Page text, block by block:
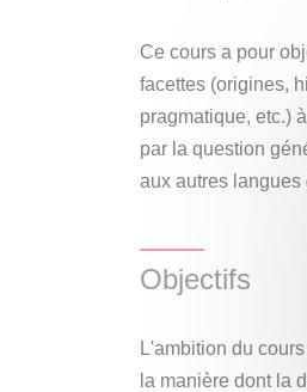
Ce cours a pour
facettes (origines,
pragmatique, etc.)
par la question
aux autres langues
Objectifs
L'ambition du
la manière dont la